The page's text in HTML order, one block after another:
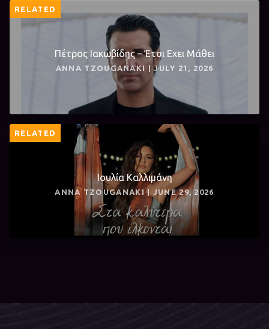
RELATED
Πέτρος Ιακωβίδης – Έτσι Εχει Μάθει
ANNA TZOUGANAKI | JULY 21, 2026
RELATED
Ιουλία Καλλιμάνη
ANNA TZOUGANAKI | JUNE 29, 2026